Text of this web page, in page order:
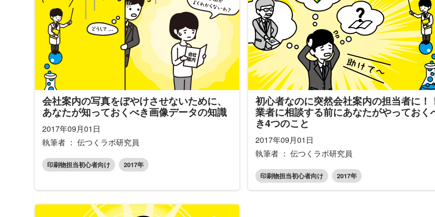
会社案内の写真をぼやけさせないために、
あなたが知っておくべき画像データの知識
2017年09月01日
執筆者 ： 伝つくラボ研究員
印刷物担当初心者向け 2017年
初心者なのに突然会社案内の担当者に！
業者に相談する前にあなたがやっておく
き4つのこと
2017年09月01日
執筆者 ： 伝つくラボ研究員
印刷物担当初心者向け 2017年